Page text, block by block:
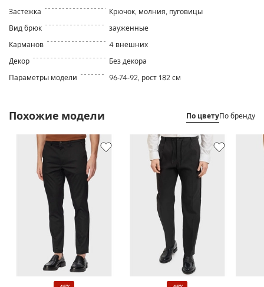
Застежка
Крючок, молния, пуговицы
Вид брюк
зауженные
Карманов
4 внешних
Декор
Без декора
Параметры модели
96-74-92, рост 182 см
Похожие модели По цветуПо бренду